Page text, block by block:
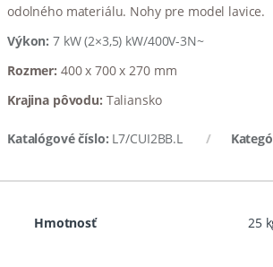
odolného materiálu. Nohy pre model lavice.
Výkon: 7 kW (2×3,5) kW/400V-3N~
Rozmer: 400 x 700 x 270 mm
Krajina pôvodu: Taliansko
Katalógové číslo: L7/CUI2BB.L
Hmotnosť 25